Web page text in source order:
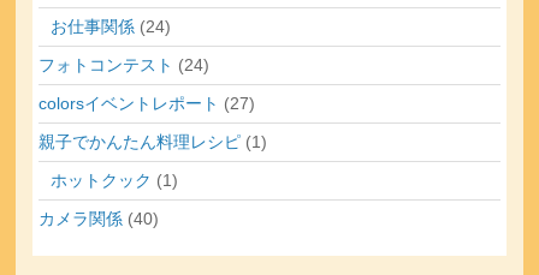
お仕事関係 (24)
フォトコンテスト (24)
colorsイベントレポート (27)
親子でかんたん料理レシピ (1)
ホットクック (1)
カメラ関係 (40)